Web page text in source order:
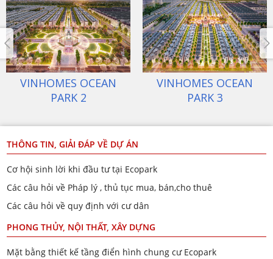
OCEAN
VINHOMES OCEAN
THÔNG TIN, GIẢI ĐÁP VỀ DỰ ÁN
Cơ hội sinh lời khi đầu tư tại Ecopark
Các câu hỏi về Pháp lý , thủ tục mua, bán,cho thuê
Các câu hỏi về quy định với cư dân
PHONG THỦY, NỘI THẤT, XÂY DỰNG
Mặt bằng thiết kế tầng điển hình chung cư Ecopark